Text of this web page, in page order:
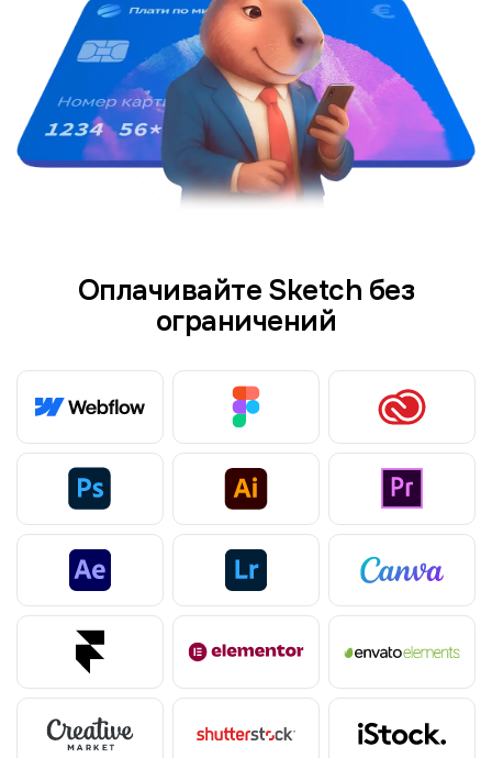
Оплачивайте Sketch без
ограничений